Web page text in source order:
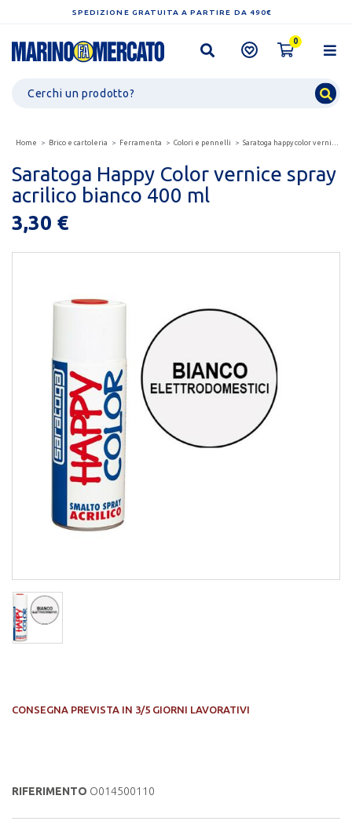
SPEDIZIONE GRATUITA A PARTIRE DA 490€
0
Home Brico e cartoleria Ferramenta Colori e pennelli Saratoga happy color vernice spray acrilico bianco...
Saratoga Happy Color vernice spray
acrilico bianco 400 ml
3,30 €
CONSEGNA PREVISTA IN 3/5 GIORNI LAVORATIVI
RIFERIMENTO O014500110